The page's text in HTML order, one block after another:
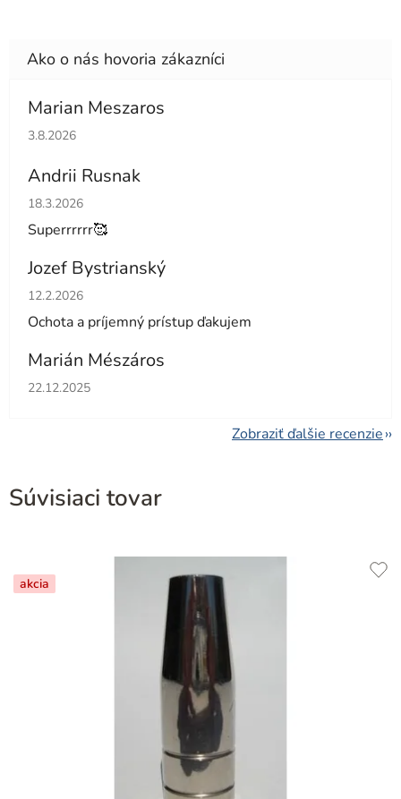
Marian Meszaros
Hodnotenie obchodu je 5 z 5 hviezdičiek.
3.8.2026
Andrii Rusnak
Hodnotenie obchodu je 5 z 5 hviezdičiek.
18.3.2026
Superrrrrr🥰
Jozef Bystrianský
Hodnotenie obchodu je 5 z 5 hviezdičiek.
12.2.2026
Ochota a príjemný prístup ďakujem
Marián Mészáros
Hodnotenie obchodu je 5 z 5 hviezdičiek.
22.12.2025
Zobraziť ďalšie recenzie
Súvisiaci tovar
akcia